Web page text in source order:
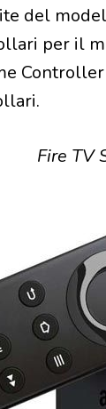
del
per il
Fire TV